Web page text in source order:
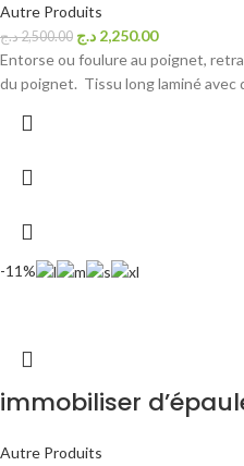
Autre Produits
2,500.00د.ج 2,250.00 د.ج
Entorse ou foulure au poignet,
du poignet. Tissu long laminé avec
-11%
immobiliser
Autre Produits